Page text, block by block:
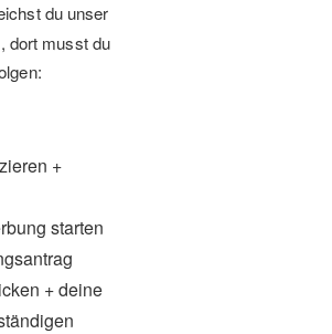
du unser
, dort musst du
+
starten
+ deine